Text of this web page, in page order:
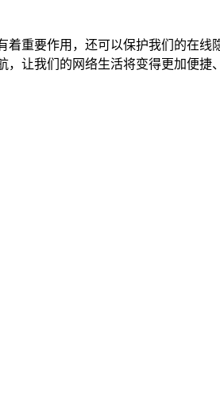
重要作用，还可以保护我们的在
让我们的网络生活将变得更加便